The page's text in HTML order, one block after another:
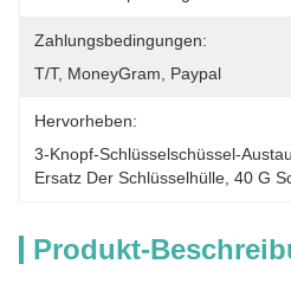
Zahlungsbedingungen:
T/T, MoneyGram, Paypal
Hervorheben:
3-Knopf-Schlüsselschüssel-
Ersatz Der Schlüsselhülle 40 G
Produkt-